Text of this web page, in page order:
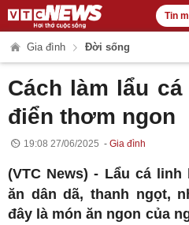
Tin
Gia đình Đời sống
Cách làm lẩu
điển thơm ngon
19:08 27/06/2025 Gia đình
(VTC News) - Lẩu cá linh
ăn dân dã, thanh ngọt,
đây là món ăn ngon của